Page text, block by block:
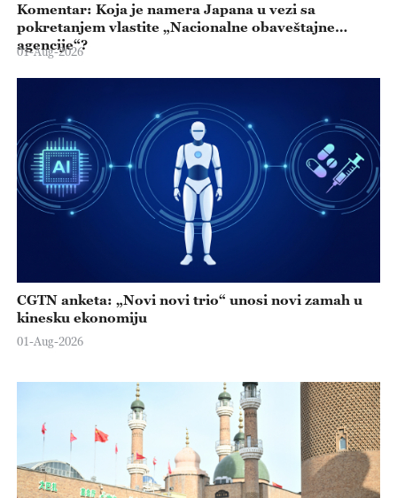
Komentar: Koja je namera Japana u vezi sa
pokretanjem vlastite „Nacionalne obaveštajne
agencije“?
01-Aug-2026
CGTN anketa: „Novi novi trio“ unosi novi zamah u
kinesku ekonomiju
01-Aug-2026